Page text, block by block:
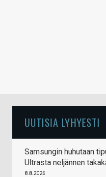
UUTISIA LYHYESTI
Samsungin huhutaan
Ultrasta neljännen
8.8.2026